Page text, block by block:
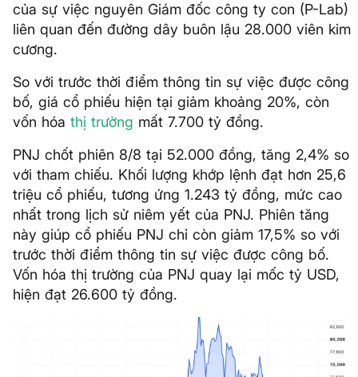
của sự việc nguyên Giám đốc công ty con (P-Lab)
liên quan đến đường dây buôn lậu 28.000 viên kim
cương.
So với trước thời điểm thông tin sự việc được công
bố, giá cổ phiếu hiện tại giảm khoảng 20%, còn
vốn hóa thị trường mất 7.700 tỷ đồng.
PNJ chốt phiên 8/8 tại 52.000 đồng, tăng 2,4% so
với tham chiếu. Khối lượng khớp lệnh đạt hơn 25,6
triệu cổ phiếu, tương ứng 1.243 tỷ đồng, mức cao
nhất trong lịch sử niêm yết của PNJ. Phiên tăng
này giúp cổ phiếu PNJ chỉ còn giảm 17,5% so với
trước thời điểm thông tin sự việc được công bố.
Vốn hóa thị trường của PNJ quay lại mốc tỷ USD,
hiện đạt 26.600 tỷ đồng.